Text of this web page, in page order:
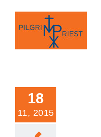
content
18
11, 2015